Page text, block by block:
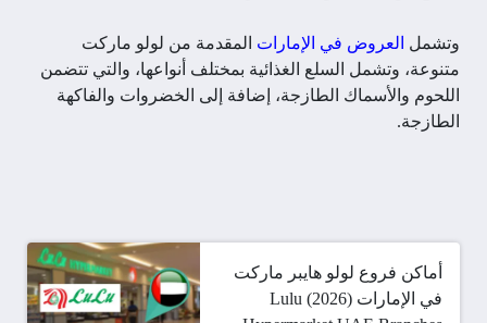
وتشمل العروض في الإمارات المقدمة من لولو ماركت
متنوعة، وتشمل السلع الغذائية بمختلف أنواعها، والتي تتضمن
اللحوم والأسماك الطازجة، إضافة إلى الخضروات والفاكهة
الطازجة.
أماكن فروع لولو هايبر ماركت
في الإمارات (2026) Lulu